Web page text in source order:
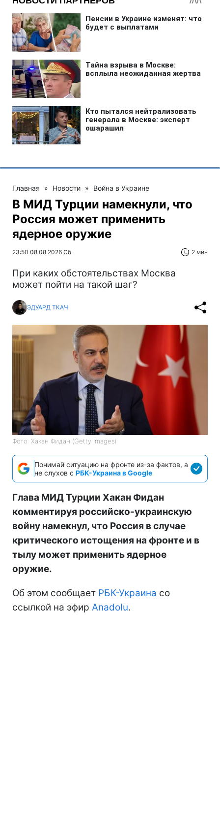
Главная » Новости » Война в Украине
В МИД Турции намекнули, что
Россия может применить
ядерное оружие
23:50 08.08.2026 Сб 2 мин
При каких обстоятельствах Москва
может пойти на такой шаг?
ЭДУАРД ТКАЧ
Фото: Хакан Фидан (Getty Images)
Понимай ситуацию на фронте из-за фактов, а
не слухов с РБК-Украина в Google
Глава МИД Турции Хакан Фидан
комментируя российско-украинскую
войну намекнул, что Россия в случае
критического истощения на фронте и в
тылу может применить ядерное
оружие.
Об этом сообщает РБК-Украина со
ссылкой на эфир Anadolu.